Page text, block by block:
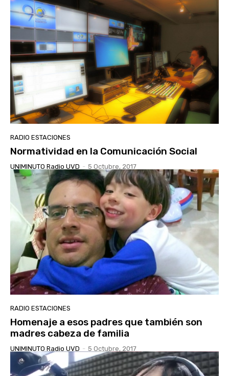
RADIO ESTACIONES
Normatividad en la Comunicación Social
UNIMINUTO Radio UVD - 5 Octubre, 2017
RADIO ESTACIONES
Homenaje a esos padres que también son
madres cabeza de familia
UNIMINUTO Radio UVD - 5 Octubre, 2017